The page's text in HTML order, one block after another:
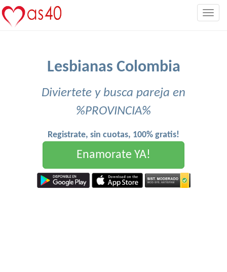
Lesbianas Colombia
Diviertete y busca pareja en
%PROVINCIA%
Registrate, sin cuotas, 100% gratis!
Enamorate YA!